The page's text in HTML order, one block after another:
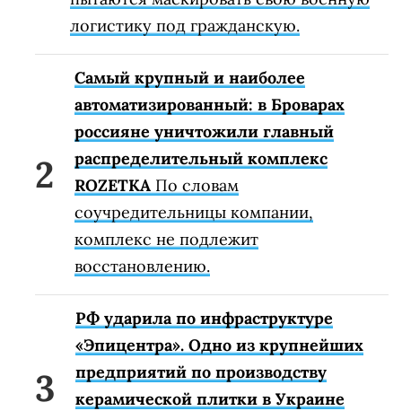
логистику под гражданскую.
Самый крупный и наиболее
автоматизированный: в Броварах
россияне уничтожили главный
распределительный комплекс
ROZETKA По словам
соучредительницы компании,
комплекс не подлежит
восстановлению.
РФ ударила по инфраструктуре
«Эпицентра». Одно из крупнейших
предприятий по производству
керамической плитки в Украине